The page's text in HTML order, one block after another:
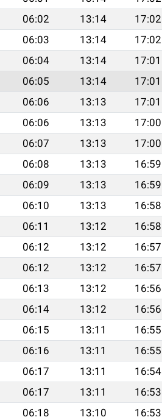
06:02 13:14 17:02
06:03 13:14 17:02
06:04 13:14 17:01
06:05 13:14 17:01
06:06 13:13 17:01
06:06 13:13 17:00
06:07 13:13 17:00
06:08 13:13 16:59
06:09 13:13 16:59
06:10 13:13 16:58
06:11 13:12 16:58
06:12 13:12 16:57
06:12 13:12 16:57
06:13 13:12 16:56
06:14 13:12 16:56
06:15 13:11 16:55
06:16 13:11 16:55
06:17 13:11 16:54
06:17 13:11 16:53
06:18 13:10 16:53